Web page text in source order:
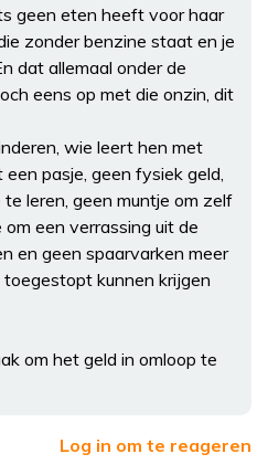
geen eten heeft voor haar
zonder benzine staat en je
dat allemaal onder de
eens op met die onzin, dit
wie leert hen met
pasje, geen fysiek geld,
leren, geen muntje om zelf
een verrassing uit de
en geen spaarvarken meer
kunnen krijgen
om het geld in omloop te
Log in om te reageren